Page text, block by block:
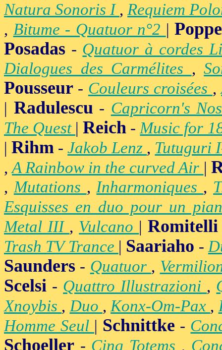
Natura Sonoris I , Requiem
, Bitume - Quatuor n°2 |Poppe
Posadas - Quatuor à cordes
Dialogues des Carmélites ,
Pousseur - Couleurs croisées ,
| Radulescu - Capricorn's
The Quest |Reich -Music for
|Rihm -Jakob Lenz , Tutuguri
,A Rainbow in the curved Air |
,Mutations ,Inharmoniques ,
Esquisses en duo pour un
Metal III , Vulcano |Romitelli
Trash TV Trance | Saariaho -
Saunders - Quatuor ,
Scelsi - Quattro Illustrazioni ,
Xnoybis ,Duo ,Konx-Om-Pax ,
Homme Seul | Schnittke -
Schoeller - Cinq Totems ,